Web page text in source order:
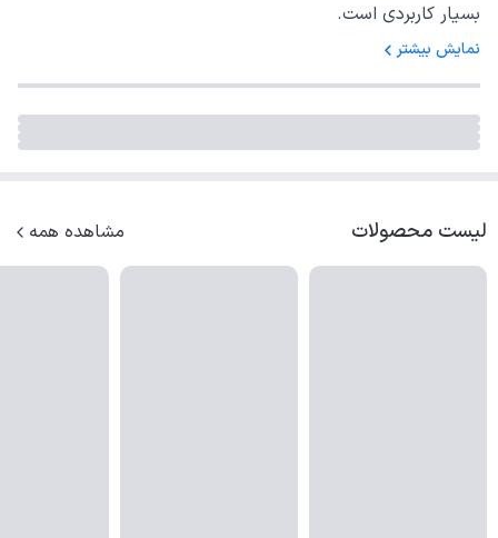
بسیار کاربردی است.
نمایش بیشتر
لیست محصولات مشاهده همه